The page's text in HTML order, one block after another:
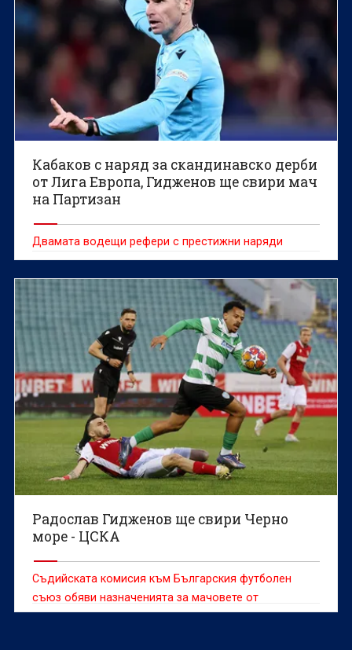
Кабаков с наряд за скандинавско дерби
от Лига Европа, Гидженов ще свири мач
на Партизан
Двамата водещи рефери с престижни наряди
Радослав Гидженов ще свири Черно
море - ЦСКА
Съдийската комисия към Българския футболен
съюз обяви назначенията за мачовете от
предстоящия четвърти кръг в efbet Лига